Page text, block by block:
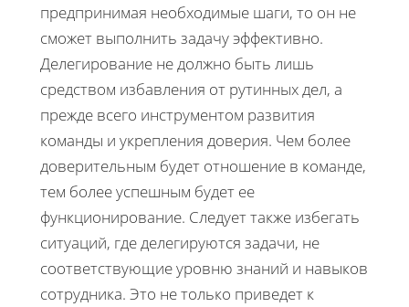
предпринимая необходимые шаги, то он не
сможет выполнить задачу эффективно.
Делегирование не должно быть лишь
средством избавления от рутинных дел, а
прежде всего инструментом развития
команды и укрепления доверия. Чем более
доверительным будет отношение в команде,
тем более успешным будет ее
функционирование. Следует также избегать
ситуаций, где делегируются задачи, не
соответствующие уровню знаний и навыков
сотрудника. Это не только приведет к